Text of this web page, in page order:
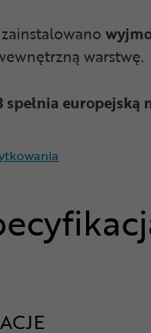
warstwę.
spełnia europejską